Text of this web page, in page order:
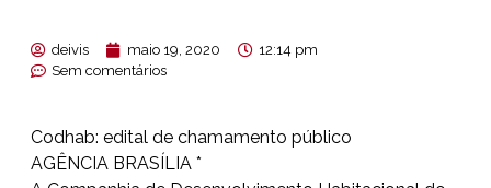
deivis maio 19, 2020
12:14 pm
Sem comentários
Codhab: edital de chamamento público
AGÊNCIA BRASÍLIA *